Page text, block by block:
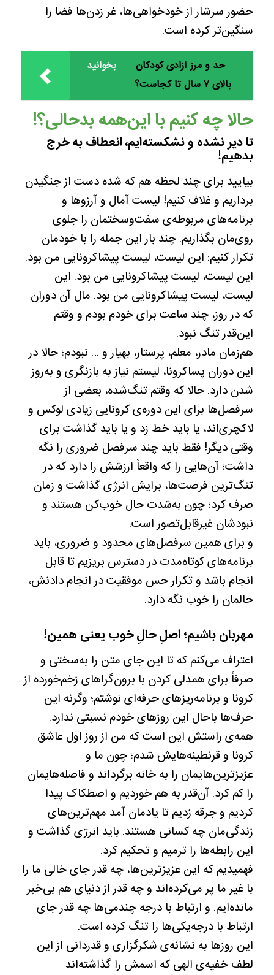
حضور سرشار از خودخواهی‌ها، غر زدن‌ها فضا را
سنگین‌تر کرده است.
بخوانید
حد و مرز آزادی کودکان
بالای ۷ سال تا کجاست؟
حالا چه کنیم با این‌همه بدحالی؟!
تا دیر نشده و نشکسته‌ایم، انعطاف به خرج
بدهیم!
بیایید برای چند لحظه هم که شده دست از جنگیدن
برداریم و غلاف کنیم! لیست آمال و آرزوها و
برنامه‌های مربوطه‌ی سفت‌وسختمان را جلوی
روی‌مان بگذاریم. چند بار این جمله را با خودمان
تکرار کنیم: این لیست، لیست پیشاکرونایی من بود.
این لیست، لیست پیشاکرونایی من بود. این
لیست، لیست پیشاکرونایی من بود. مال آن دوران
که در روز، چند ساعت برای خودم بودم و وقتم
این‌قدر تنگ نبود.
هم‌زمان مادر، معلم، پرستار، بهیار و … نبودم؛ حالا در
این دوران پساکرونا، لیستم نیاز به بازنگری و به‌روز
شدن دارد. حالا که وقتم تنگ‌شده، بعضی از
سرفصل‌ها برای این دوره‌ی کرونایی زیادی لوکس و
لاکچری‌اند، یا باید خط زد و یا باید گذاشت برای
وقتی دیگر! فقط باید چند سرفصل ضروری را نگه
داشت؛ آن‌هایی را که واقعاً ارزشش را دارد که در
تنگ‌ترین فرصت‌ها، برایش انرژی گذاشت و زمان
صرف کرد؛ چون به‌شدت حال خوب‌کن هستند و
نبودشان غیرقابل‌تصور است.
و برای همین سرفصل‌های محدود و ضروری، باید
برنامه‌های کوتاه‌مدت در دسترس بریزیم تا قابل
انجام باشد و تکرار حس موفقیت در انجام دادنش،
حالمان را خوب نگه دارد.
مهربان باشیم؛ اصلِ حالِ خوب یعنی همین!
اعتراف می‌کنم که تا این جای متن را به‌سختی و
صرفاً برای همدلی کردن با برون‌گراهای زخم‌خورده از
کرونا و برنامه‌ریزهای حرفه‌ای نوشتم؛ وگرنه این
حرف‌ها باحال این روزهای خودم نسبتی ندارد.
همه‌ی راستش این است که من از روز اول عاشق
کرونا و قرنطینه‌هایش شدم؛ چون ما و
عزیزترین‌هایمان را به خانه برگرداند و فاصله‌هایمان
را کم کرد. آن‌قدر به هم خوردیم و اصطکاک پیدا
کردیم و جرقه زدیم تا یادمان آمد مهم‌ترین‌های
زندگی‌مان چه کسانی هستند. باید انرژی گذاشت و
این رابطه‌ها را ترمیم و تحکیم کرد.
فهمیدیم که این عزیزترین‌ها، چه قدر جای خالی ما را
با غیر ما پر می‌کرده‌اند و چه قدر از دنیای هم بی‌خبر
مانده‌ایم. و ارتباط با درجه چندمی‌ها چه قدر جای
ارتباط با درجه‌یکی‌ها را تنگ کرده است.
این روزها به نشانه‌ی شکرگزاری و قدردانی از این
لطف خفیه‌ی الهی که اسمش را گذاشته‌اند